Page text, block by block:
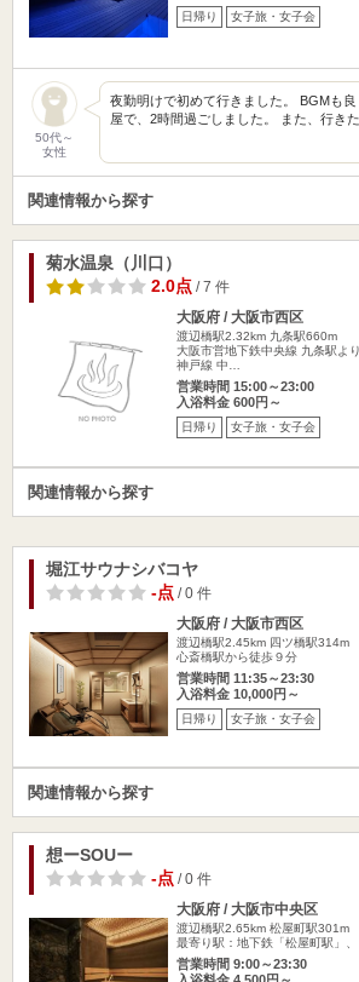
日帰り 女子旅・女子会
50代～
女性
夜勤明けで初めて行きました。 BGMも
屋で、2時間過ごしました。 また、行きた
関連情報から探す
菊水温泉（川口）
2.0点/ 7 件
大阪府 / 大阪市西区
渡辺橋駅2.32km 九条駅660m
大阪市営地下鉄中央線 九条駅よ
神戸線 中…
営業時間 15:00～23:00
入浴料金 600円～
日帰り 女子旅・女子会
関連情報から探す
堀江サウナシバコヤ
-点/ 0 件
大阪府 / 大阪市西区
渡辺橋駅2.45km 四ツ橋駅314m
心斎橋駅から徒歩９分
営業時間 11:35～23:30
入浴料金 10,000円～
日帰り 女子旅・女子会
関連情報から探す
想ーSOUー
-点/ 0 件
大阪府 / 大阪市中央区
渡辺橋駅2.65km 松屋町駅301m
最寄り駅：地下鉄「松屋町駅」、
営業時間 9:00～23:30